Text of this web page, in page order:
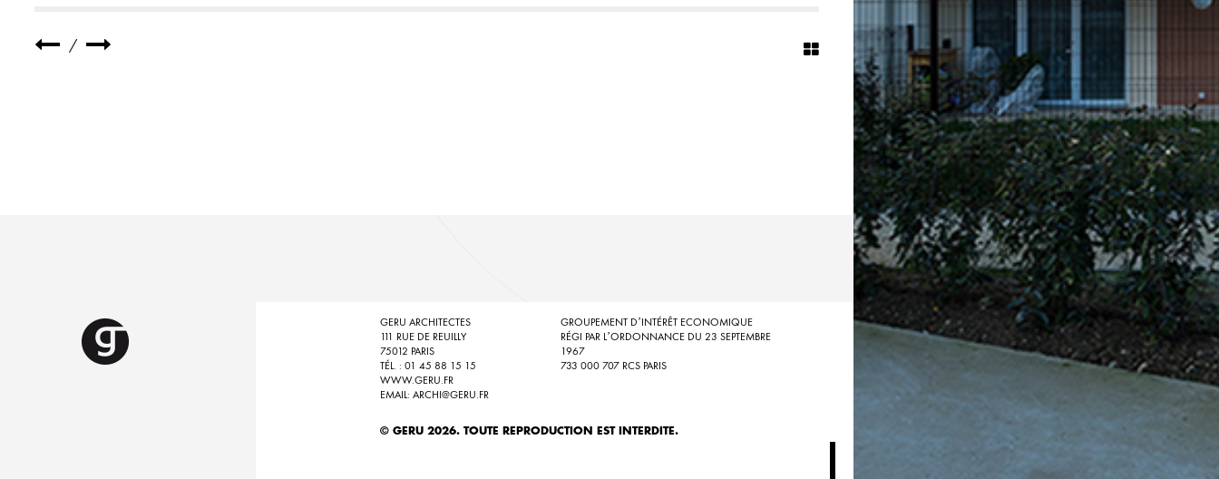
/
GERU ARCHITECTES
111 RUE DE REUILLY
75012 PARIS
TÉL. : 01 45 88 15 15
WWW.GERU.FR
EMAIL: ARCHI@GERU.FR
GROUPEMENT D’INTÉRÊT ECONOMIQUE
RÉGI PAR L’ORDONNANCE DU 23 SEPTEMBRE
1967
733 000 707 RCS PARIS
© GERU 2026. TOUTE REPRODUCTION EST INTERDITE.